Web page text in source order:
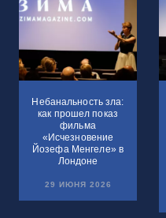
Небанальность зла:
как прошел показ
фильма
«Исчезновение
Йозефа Менгеле» в
Лондоне
29 ИЮНЯ 2026